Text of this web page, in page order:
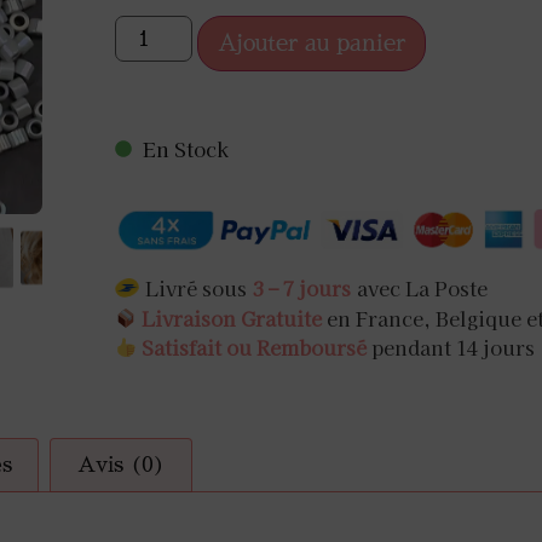
VAPEUR
JAPONAISE
USTENSILES À
JAPONAISE
JAPONAISES
WASHI​
VASE JAPONAIS
KANZASHI
Ajouter au panier
En Stock
Livré sous 3 – 7 jours avec La Poste
Livraison Gratuite en France, Belgique
Satisfait ou Remboursé pendant 14 jours
Avis (0)